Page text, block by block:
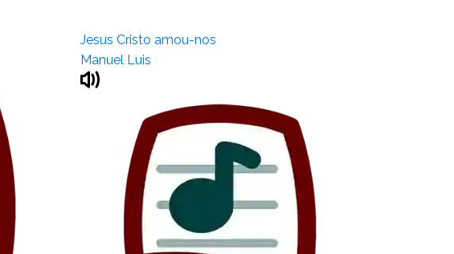
Jesus Cristo amou-nos
Manuel Luis